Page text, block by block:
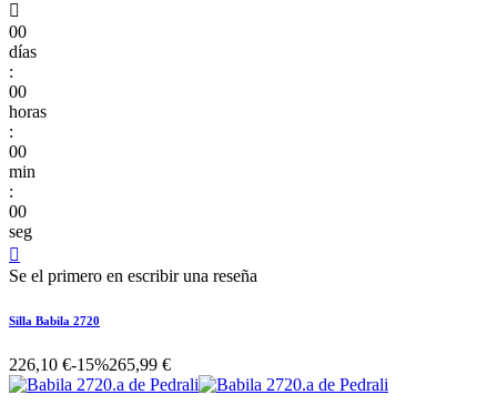

00
días
:
00
horas
:
00
min
:
00
seg

Se el primero en escribir una reseña
Silla Babila 2720
226,10 €-15%265,99 €